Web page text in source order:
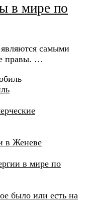
в мире по
самыми
правы. …
в Женеве
в мире по
было или есть на